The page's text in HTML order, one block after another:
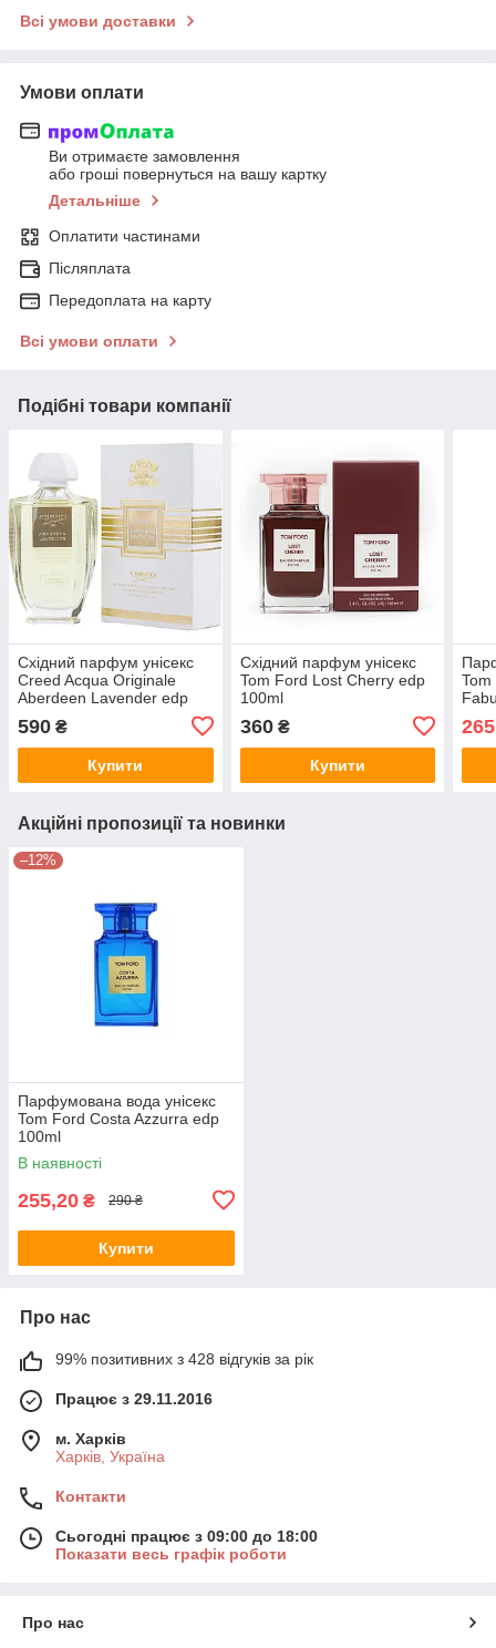
Всі умови доставки
Умови оплати
Ви отримаєте замовлення
або гроші повернуться на вашу картку
Детальніше
Оплатити частинами
Післяплата
Передоплата на карту
Всі умови оплати
Подібні товари компанії
Східний парфум унісекс
Creed Acqua Originale
Aberdeen Lavender edp
590 ₴
Купити
Східний парфум унісекс
Tom Ford Lost Cherry edp
100ml
360₴
Купити
Акційні пропозиції та новинки
–12%
Парфумована вода унісекс
Tom Ford Costa Azzurra edp
100ml
В наявності
255,20 ₴ 290 ₴
Купити
Про нас
99% позитивних з 428 відгуків за рік
Працює з 29.11.2016
м. Харків
Харків, Україна
Контакти
Сьогодні працює з 09:00 до 18:00
Показати весь графік роботи
Про нас